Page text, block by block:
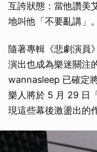
互誇狀態：當他讚美
地叫他「不要亂講」。
隨著專輯《悲劇演員
演出也成為樂迷關注
wannasleep 已確定
樂人將於 5 月 29 日
現這些幕後激盪出的